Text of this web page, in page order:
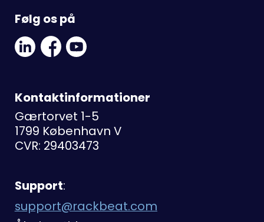
Følg os på
Linkedin
Social
Link
Facebook
Social
Link
Youtube
Link
Kontaktinformationer
Gærtorvet 1-5
1799 København V
CVR: 29403473
Support:
support@rackbeat.com